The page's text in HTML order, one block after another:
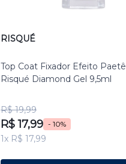
RISQUÉ
Top Coat Fixador Efeito Paetê
Risqué Diamond Gel 9,5ml
R$ 19,99
R$ 17,99 - 10%
1x R$ 17,99